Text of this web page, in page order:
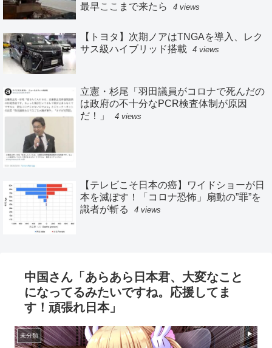
最早ここまで来たら
4 views
【トヨタ】次期ノアはTNGAを導入、レク
サス級ハイブリッド搭載
4 views
立憲・杉尾「羽田議員がコロナで死んだの
は政府の不十分なPCR検査体制が原因
だ！」
4 views
【テレビこそ日本の癌】ワイドショーが日
本を滅ぼす！「コロナ恐怖」扇動の”罪”を
識者が斬る
4 views
中国さん「あらあら日本君、大変なこと
になってるみたいですね。応援してま
す！頑張れ日本」
未分類